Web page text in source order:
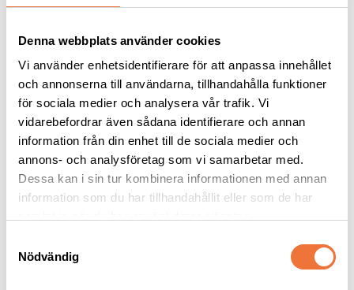
Denna webbplats använder cookies
Vi använder enhetsidentifierare för att anpassa innehållet
och annonserna till användarna, tillhandahålla funktioner
för sociala medier och analysera vår trafik. Vi
vidarebefordrar även sådana identifierare och annan
information från din enhet till de sociala medier och
annons- och analysföretag som vi samarbetar med.
Dessa kan i sin tur kombinera informationen med annan
information som du har tillhandahållit eller som de har
Nödvändig
Gustaf & Evita
hundtäcke med
fleecefoder - beige
Finns i fyra storlekar
399kr
Gustaf & Evita
trenchcoat hundtäcke
- beige
Finns i flera storlekar
449 kr